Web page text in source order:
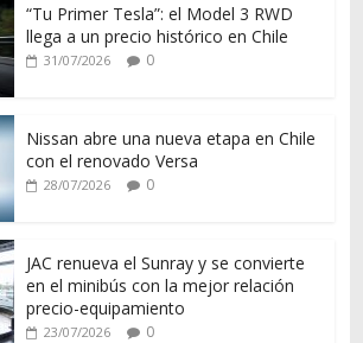
“Tu Primer Tesla”: el Model 3 RWD
llega a un precio histórico en Chile
31/07/2026 0
Nissan abre una nueva etapa en Chile
con el renovado Versa
28/07/2026 0
JAC renueva el Sunray y se convierte
en el minibús con la mejor relación
precio-equipamiento
23/07/2026 0